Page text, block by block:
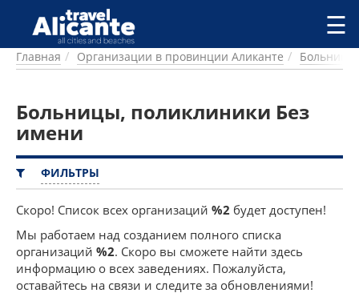
Перейти к основному содержанию
ГОРОДА
ПИТАНИЕ
ПРОЖИВАНИЕ
ДОСТОПРИМЕЧАТЕЛЬНОСТИ
КЕМПИНГ
КОМАРКИ (РАЙОНЫ)
РЕЦЕПТЫ
ПРЕДЛОЖЕНИЯ
СТАТЬИ
☰
Главная Организации в провинции Аликанте
Больницы, поликлиники Без
имени
ФИЛЬТРЫ
Скоро! Список всех организаций %2 будет доступен!
Мы работаем над созданием полного списка
организаций %2. Скоро вы сможете найти здесь
информацию о всех заведениях. Пожалуйста,
оставайтесь на связи и следите за обновлениями!